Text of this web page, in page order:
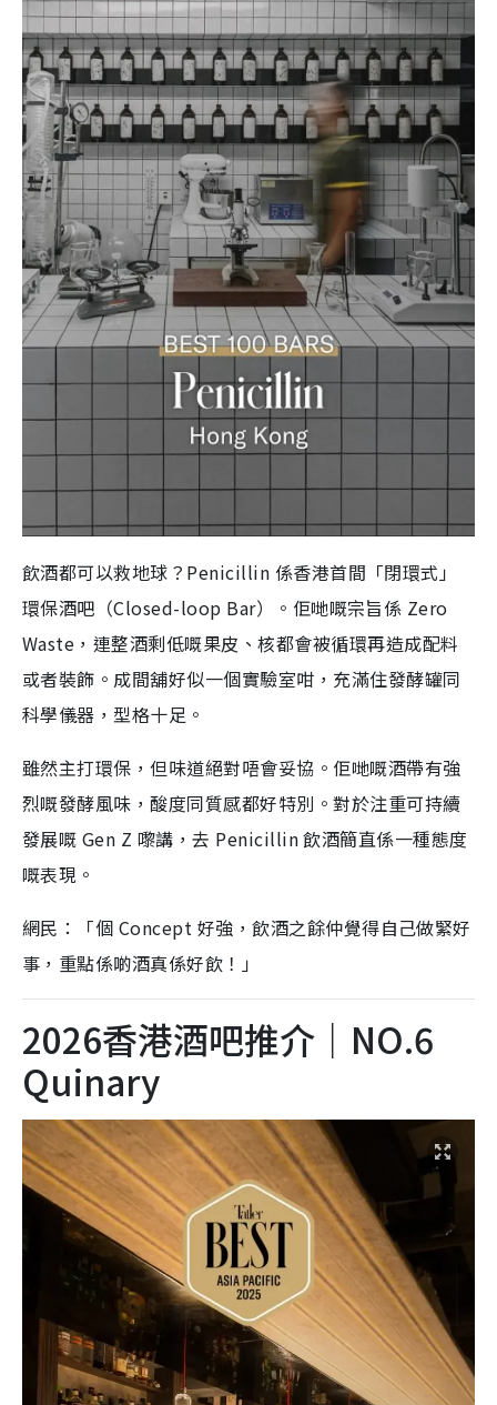
飲酒都可以救地球？Penicillin 係香港首間「閉環式」
環保酒吧（Closed-loop Bar）。佢哋嘅宗旨係 Zero
Waste，連整酒剩低嘅果皮、核都會被循環再造成配料
或者裝飾。成間舖好似一個實驗室咁，充滿住發酵罐同
科學儀器，型格十足。
雖然主打環保，但味道絕對唔會妥協。佢哋嘅酒帶有強
烈嘅發酵風味，酸度同質感都好特別。對於注重可持續
發展嘅 Gen Z 嚟講，去 Penicillin 飲酒簡直係一種態度
嘅表現。
網民：「個 Concept 好強，飲酒之餘仲覺得自己做緊好
事，重點係啲酒真係好飲！」
2026香港酒吧推介｜NO.6
Quinary